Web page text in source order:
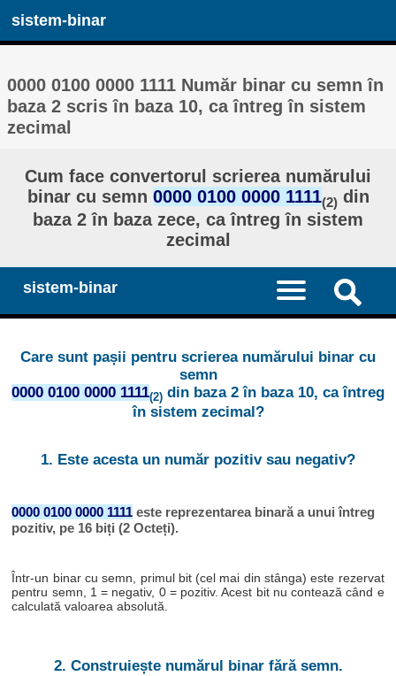
sistem-binar
0000 0100 0000 1111 Număr binar cu semn în
baza 2 scris în baza 10, ca întreg în sistem
zecimal
Cum face convertorul scrierea numărului
binar cu semn 0000 0100 0000 1111(2) din
baza 2 în baza zece, ca întreg în sistem
zecimal
sistem-binar
Care sunt pașii pentru scrierea numărului binar cu
semn
0000 0100 0000 1111(2) din baza 2 în baza 10, ca întreg
în sistem zecimal?
1. Este acesta un număr pozitiv sau negativ?
0000 0100 0000 1111 este reprezentarea binară a unui întreg
pozitiv, pe 16 biți (2 Octeți).
Într-un binar cu semn, primul bit (cel mai din stânga) este rezervat
pentru semn, 1 = negativ, 0 = pozitiv. Acest bit nu contează când e
calculată valoarea absolută.
2. Construiește numărul binar fără semn.